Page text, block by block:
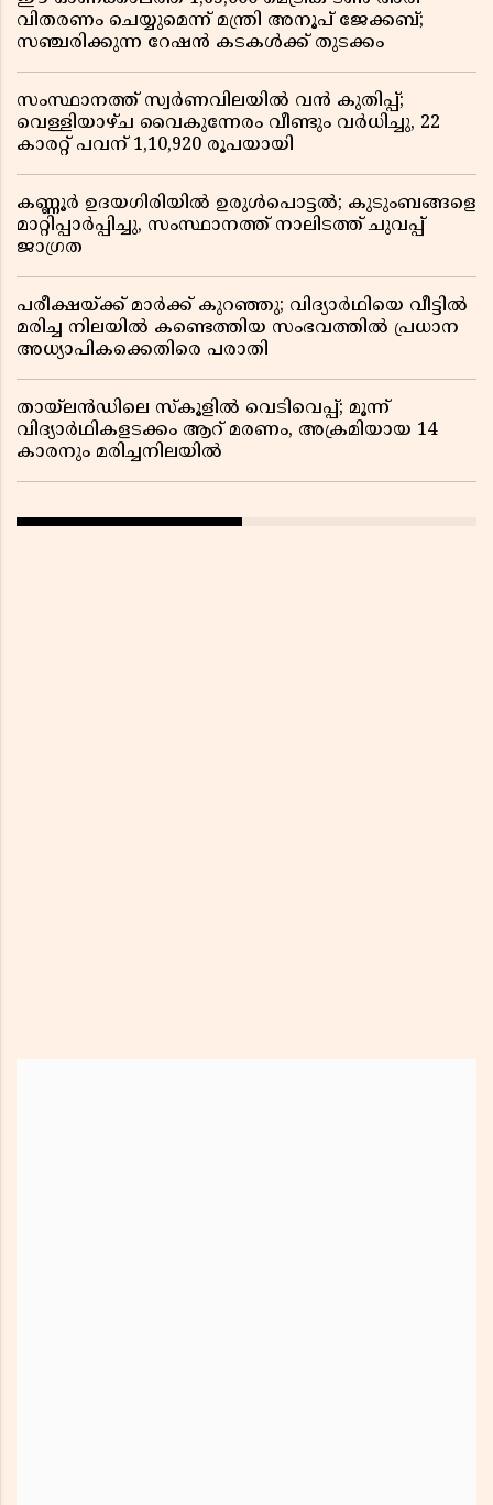
വിതരണം ചെയ്യുമെന്ന് മന്ത്രി അനൂപ് ജേക്കബ്;
സഞ്ചരിക്കുന്ന റേഷൻ കടകൾക്ക് തുടക്കം
സംസ്ഥാനത്ത് സ്വർണവിലയിൽ വൻ കുതിപ്പ്;
വെള്ളിയാഴ്ച വൈകുന്നേരം വീണ്ടും വർധിച്ചു, 22
കാരറ്റ് പവന് 1,10,920 രൂപയായി
കണ്ണൂർ ഉദയഗിരിയിൽ ഉരുൾപൊട്ടൽ; കുടുംബങ്ങളെ
മാറ്റിപ്പാർപ്പിച്ചു, സംസ്ഥാനത്ത് നാലിടത്ത് ചുവപ്പ്
ജാഗ്രത
പരീക്ഷയ്ക്ക് മാർക്ക് കുറഞ്ഞു; വിദ്യാർഥിയെ വീട്ടിൽ
മരിച്ച നിലയിൽ കണ്ടെത്തിയ സംഭവത്തിൽ പ്രധാന
അധ്യാപികക്കെതിരെ പരാതി
തായ്‌ലൻഡിലെ സ്‌കൂളിൽ വെടിവെപ്പ്; മൂന്ന്
വിദ്യാർഥികളടക്കം ആറ് മരണം, അക്രമിയായ 14
കാരനും മരിച്ചനിലയിൽ